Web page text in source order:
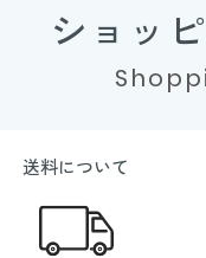
ショッ
送料について